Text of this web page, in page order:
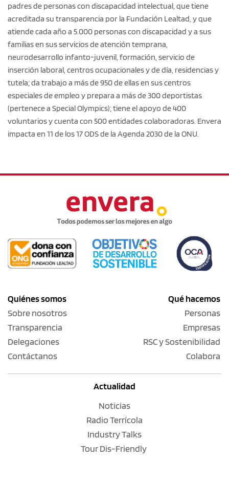
padres de personas con discapacidad intelectual, que tiene
acreditada su transparencia por la Fundación Lealtad, y que
atiende cada año a 5.000 personas con discapacidad y a sus
familias en sus servicios de atención temprana,
neurodesarrollo infanto-juvenil, formación, servicio de
inserción laboral, centros ocupacionales y de día, residencias y
tutela; da trabajo a más de 950 de ellas en sus centros
especiales de empleo y prepara a más de 300 deportistas
(pertenece a Special Olympics); tiene el apoyo de 400
voluntarios y cuenta con 500 entidades colaboradoras. Envera
impacta en 11 de los 17 ODS de la Agenda 2030 de la ONU.
Quiénes somos
Sobre nosotros
Transparencia
Delegaciones
Contáctanos
Qué hacemos
Personas
Empresas
RSC y Sostenibilidad
Colabora
Actualidad
Noticias
Radio Terrícola
Industry Talks
Tour Dis-Friendly